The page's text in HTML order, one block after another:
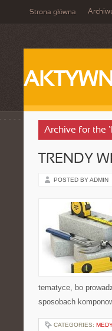
Strona główna
Archive for the
TRENDY
POSTED BY ADMIN
tematyce, bo
sposobach
CATEGORIES: